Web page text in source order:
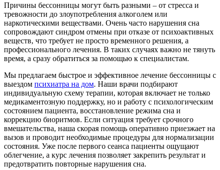
Причины бессонницы могут быть разными – от стресса и
тревожности до злоупотребления алкоголем или
наркотическими веществами. Очень часто нарушения сна
сопровождают синдром отмены при отказе от психоактивных
веществ, что требует не просто временного решения, а
профессионального лечения. В таких случаях важно не тянуть
время, а сразу обратиться за помощью к специалистам.
Мы предлагаем быстрое и эффективное лечение бессонницы с
выездом психиатра на дом. Наши врачи подбирают
индивидуальную схему терапии, которая включает не только
медикаментозную поддержку, но и работу с психологическим
состоянием пациента, восстановление режима сна и
коррекцию биоритмов. Если ситуация требует срочного
вмешательства, наша скорая помощь оперативно приезжает на
вызов и проводит необходимые процедуры для нормализации
состояния. Уже после первого сеанса пациенты ощущают
облегчение, а курс лечения позволяет закрепить результат и
предотвратить повторные нарушения сна.